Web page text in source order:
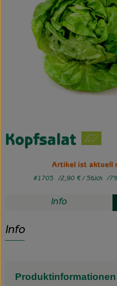
Unsere Hofkiste
Über uns
Neues vom Hof
Kopfsalat
Artikel ist aktuell
#1705 2,90 €/ Stück
Info
Info
Produktinformationen